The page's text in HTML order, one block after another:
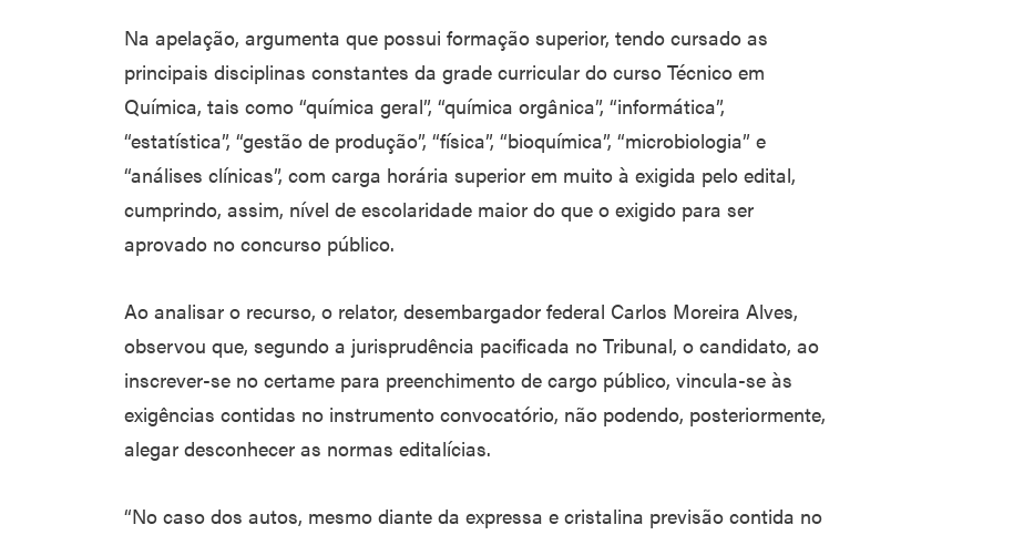
Na apelação, argumenta que possui formação superior, tendo cursado as
principais disciplinas constantes da grade curricular do curso Técnico em
Química, tais como “química geral”, “química orgânica”, “informática”,
“estatística”, “gestão de produção”, “física”, “bioquímica”, “microbiologia” e
“análises clínicas”, com carga horária superior em muito à exigida pelo edital,
cumprindo, assim, nível de escolaridade maior do que o exigido para ser
aprovado no concurso público.
Ao analisar o recurso, o relator, desembargador federal Carlos Moreira Alves,
observou que, segundo a jurisprudência pacificada no Tribunal, o candidato, ao
inscrever-se no certame para preenchimento de cargo público, vincula-se às
exigências contidas no instrumento convocatório, não podendo, posteriormente,
alegar desconhecer as normas editalícias.
“No caso dos autos, mesmo diante da expressa e cristalina previsão contida no